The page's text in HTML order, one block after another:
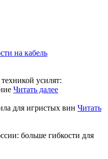
на кабель
усилят:
Читать далее
для игристых вин Читать
больше гибкости для